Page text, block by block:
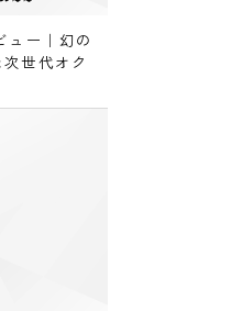
ュー｜幻の
世代オク